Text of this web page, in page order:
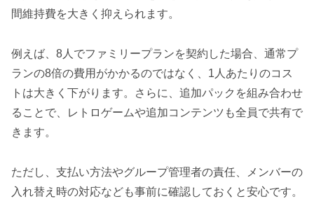
間維持費を大きく抑えられます。
例えば、8人でファミリープランを契約した場合、通常プ
ランの8倍の費用がかかるのではなく、1人あたりのコス
トは大きく下がります。さらに、追加パックを組み合わせ
ることで、レトロゲームや追加コンテンツも全員で共有で
きます。
ただし、支払い方法やグループ管理者の責任、メンバーの
入れ替え時の対応なども事前に確認しておくと安心です。